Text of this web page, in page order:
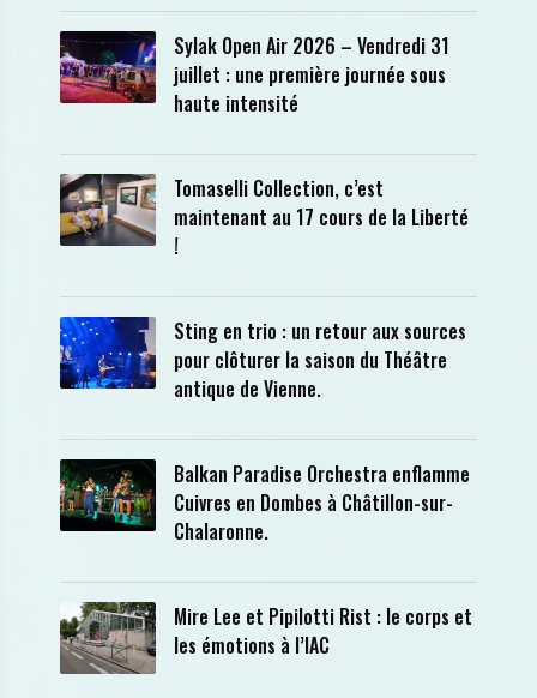
Sylak Open Air 2026 – Vendredi 31
juillet : une première journée sous
haute intensité
Tomaselli Collection, c’est
maintenant au 17 cours de la Liberté
!
Sting en trio : un retour aux sources
pour clôturer la saison du Théâtre
antique de Vienne.
Balkan Paradise Orchestra enflamme
Cuivres en Dombes à Châtillon-sur-
Chalaronne.
Mire Lee et Pipilotti Rist : le corps et
les émotions à l’IAC